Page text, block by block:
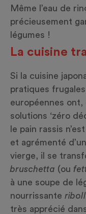
Même l’eau de
précieusement
légumes !
La cuisine
Si la cuisine
pratiques
européennes
solutions ‘zéro
le pain rassis
et agrémenté
vierge, il se
bruschetta (ou
à une soupe de
nourrissante
très apprécié